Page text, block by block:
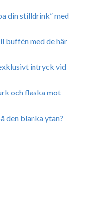
din stilldrink” med
buffén med de här
intryck vid
och flaska mot
den blanka ytan?